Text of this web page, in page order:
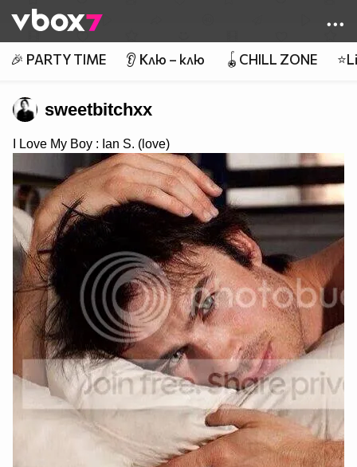
👾
🎉 PARTY TIME 👂 Клю – клю 🪀CHILL ZONE
sweetbitchxx
I Love My Boy : Ian S. (love)